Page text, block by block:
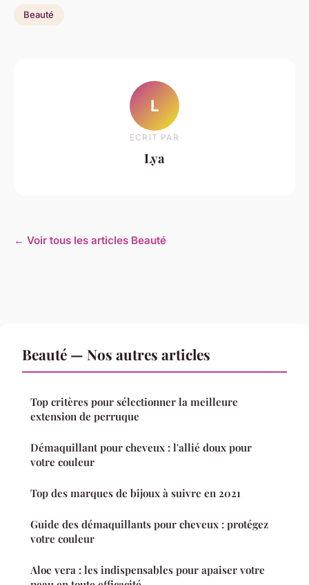
Beauté
L
ECRIT PAR
Lya
← Voir tous les articles Beauté
Beauté — Nos autres articles
Top critères pour sélectionner la meilleure
extension de perruque
Démaquillant pour cheveux : l'allié doux pour
votre couleur
Top des marques de bijoux à suivre en 2021
Guide des démaquillants pour cheveux : protégez
votre couleur
Aloe vera : les indispensables pour apaiser votre